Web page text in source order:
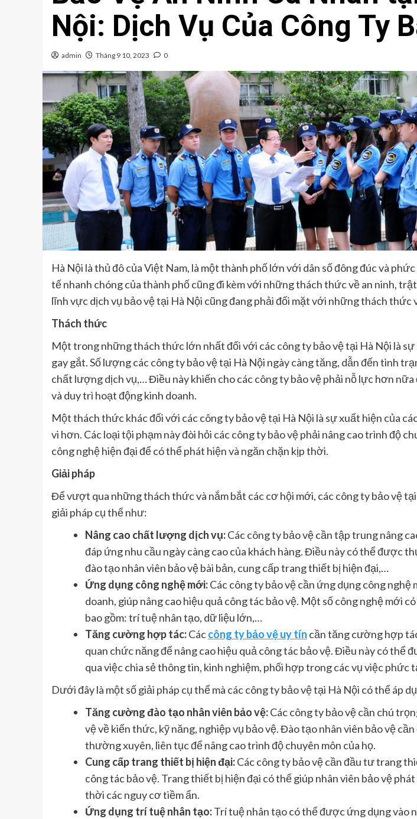
Nội: Dịch Vụ Của Công Ty
admin Tháng 9 10, 2023 0
Hà Nội là thủ đô của Việt Nam, là một thành phố lớn với dân số đông đúc và
tế nhanh chóng của thành phố cũng đi kèm với những thách thức về an ninh,
lĩnh vực dịch vụ bảo vệ tại Hà Nội cũng đang phải đối mặt với những thách thức
Thách thức
Một trong những thách thức lớn nhất đối với các công ty bảo vệ tại Hà Nội là
gay gắt. Số lượng các công ty bảo vệ tại Hà Nội ngày càng tăng, dẫn đến tình
chất lượng dịch vụ,… Điều này khiến cho các công ty bảo vệ phải nỗ lực hơn
và duy trì hoạt động kinh doanh.
Một thách thức khác đối với các công ty bảo vệ tại Hà Nội là sự xuất hiện của
vi hơn. Các loại tội phạm này đòi hỏi các công ty bảo vệ phải nâng cao trình độ
công nghệ hiện đại để có thể phát hiện và ngăn chặn kịp thời.
Giải pháp
Để vượt qua những thách thức và nắm bắt các cơ hội mới, các công ty bảo vệ
giải pháp cụ thể như:
Nâng cao chất lượng dịch vụ:Các công ty bảo vệ cần tập trung nâng
đáp ứng nhu cầu ngày càng cao của khách hàng. Điều này có thể được
đào tạo nhân viên bảo vệ bài bản, cung cấp trang thiết bị hiện đại,…
Ứng dụng công nghệ mới:Các công ty bảo vệ cần ứng dụng công nghệ
doanh, giúp nâng cao hiệu quả công tác bảo vệ. Một số công nghệ mới
bao gồm: trí tuệ nhân tạo, dữ liệu lớn,…
Tăng cường hợp tác:Cáccông ty bảo vệ uy tín cần tăng cường hợp
quan chức năng để nâng cao hiệu quả công tác bảo vệ. Điều này có thể
qua việc chia sẻ thông tin, kinh nghiệm, phối hợp trong các vụ việc phức
Dưới đây là một số giải pháp cụ thể mà các công ty bảo vệ tại Hà Nội có thể áp
Tăng cường đào tạo nhân viên bảo vệ:Các công ty bảo vệ cần chú
vệ về kiến thức, kỹ năng, nghiệp vụ bảo vệ. Đào tạo nhân viên bảo vệ
thường xuyên, liên tục để nâng cao trình độ chuyên môn của họ.
Cung cấp trang thiết bị hiện đại:Các công ty bảo vệ cần đầu tư trang
công tác bảo vệ. Trang thiết bị hiện đại có thể giúp nhân viên bảo vệ
thời các nguy cơ tiềm ẩn.
Ứng dụng trí tuệ nhân tạo:Trí tuệ nhân tạo có thể được ứng dụng vào